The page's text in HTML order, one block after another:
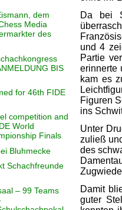
Da bei
und 4
Partie
erinnerte
kam es
Figuren
ins
Unter
zuließ
des
Damit
guter
dem
Media
des
BIS
for 46th FIDE
competition and
World
Finals
Bluhmecke
Schachfreunde
– 99 Teams